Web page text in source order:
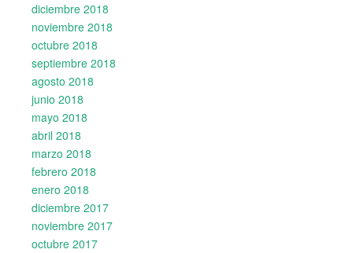
diciembre 2018
noviembre 2018
octubre 2018
septiembre 2018
agosto 2018
junio 2018
mayo 2018
abril 2018
marzo 2018
febrero 2018
enero 2018
diciembre 2017
noviembre 2017
octubre 2017